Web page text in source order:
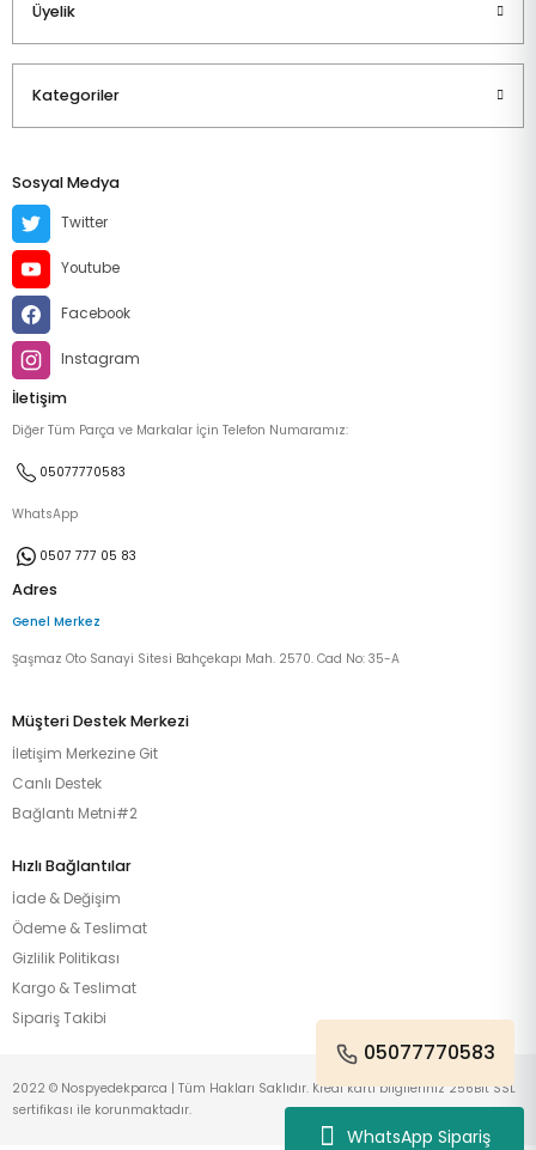
WhatsApp Sipariş
Üyelik
Kategoriler
Sosyal Medya
Twitter
Youtube
Facebook
Instagram
İletişim
Diğer Tüm Parça ve Markalar İçin Telefon Numaramız:
05077770583
WhatsApp
0507 777 05 83
Adres
Genel Merkez
Şaşmaz Oto Sanayi Sitesi Bahçekapı Mah. 2570. Cad No: 35-A
Müşteri Destek Merkezi
İletişim Merkezine Git
Canlı Destek
Bağlantı Metni#2
Hızlı Bağlantılar
İade & Değişim
Ödeme & Teslimat
Gizlilik Politikası
Kargo & Teslimat
Sipariş Takibi
05077770583
2022 © Nospyedekparca | Tüm Hakları Saklıdır. Kredi kartı bilgileriniz 256Bit SSL
sertifikası ile korunmaktadır.